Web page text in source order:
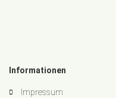
Informationen
Impressum